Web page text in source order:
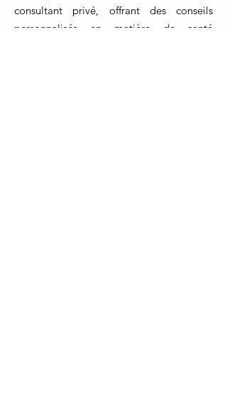
consultant privé, offrant des conseils
personnalisés en matière de santé